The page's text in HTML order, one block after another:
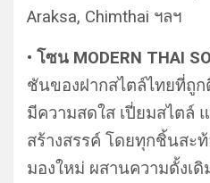
Araksa, Chimthai ฯลฯ
• โซน MODERN THAI
ชันของฝากสไตล์ไทยที่ถู
มีความสดใส เปี่ยมสไตล์
สร้างสรรค์ โดยทุกชิ้นสะ
มองใหม่ ผสานความดั้งเ